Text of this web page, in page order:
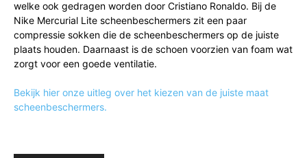
welke ook gedragen worden door Cristiano Ronaldo. Bij de
Nike Mercurial Lite scheenbeschermers zit een paar
compressie sokken die de scheenbeschermers op de juiste
plaats houden. Daarnaast is de schoen voorzien van foam wat
zorgt voor een goede ventilatie.
Bekijk hier onze uitleg over het kiezen van de juiste maat
scheenbeschermers.